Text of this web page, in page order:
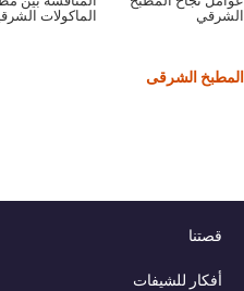
الماكولات الشرقية
الشرقى
للشيفات